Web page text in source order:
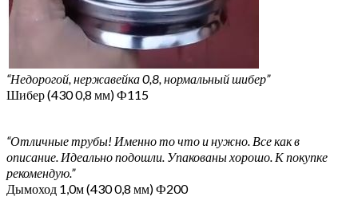
“Недорогой, нержавейка 0,8, нормальный шибер”
Шибер (430 0,8 мм) Ф115
“Отличные трубы! Именно то что и нужно. Все как в
описание. Идеально подошли. Упакованы хорошо. К покупке
рекомендую.”
Дымоход 1,0м (430 0,8 мм) Ф200